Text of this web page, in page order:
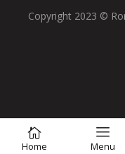
Home Menu
ADAUGĂ ÎN COȘ
Copyright 2023 ©